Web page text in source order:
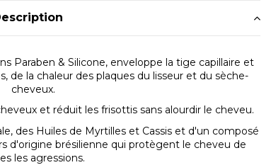
Paraben & Silicone, enveloppe la tige capillaire et
, de la chaleur des plaques du lisseur et du sèche-
cheveux.
et réduitles frisottis sans alourdir le cheveu.
des Huiles de Myrtilles et Cassis et d'un composé
d'origine brésilienne qui protègent le cheveu de
les agressions.